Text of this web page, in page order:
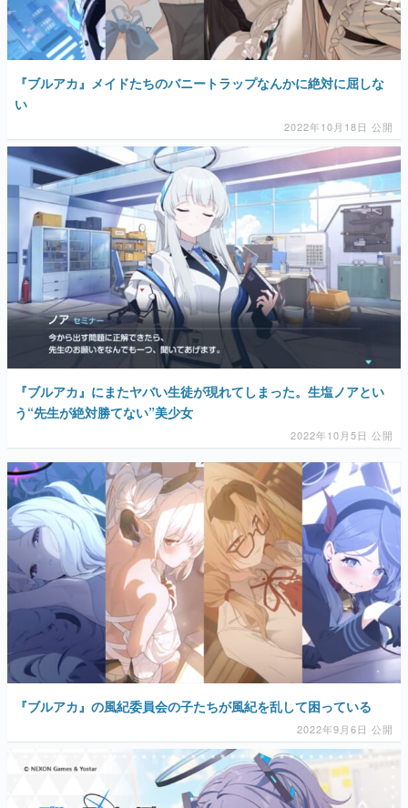
『ブルアカ』メイドたちのバニートラップなんかに絶対に屈しな
い
2022年10月18日 公開
『ブルアカ』にまたヤバい生徒が現れてしまった。生塩ノアとい
う“先生が絶対勝てない”美少女
2022年10月5日 公開
『ブルアカ』の風紀委員会の子たちが風紀を乱して困っている
2022年9月6日 公開